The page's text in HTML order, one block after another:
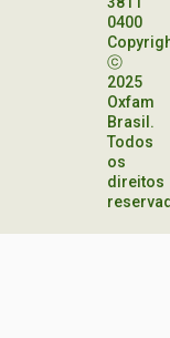
0400
ⓒ
2025
Oxfam
Brasil.
Todos
os
direitos